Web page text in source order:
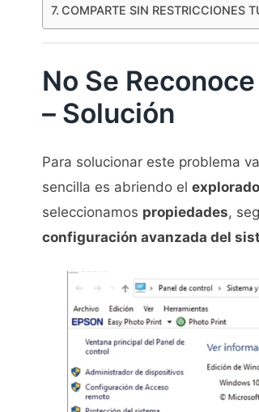
COMPARTE SIN
No Se
– Solución
Para solucionar este problema
sencilla es abriendo el
seleccionamos propiedades,
configuración avanzada del